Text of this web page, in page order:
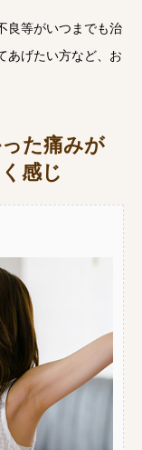
良等がいつまでも治
あげたい方など、お
た痛みが
感じ